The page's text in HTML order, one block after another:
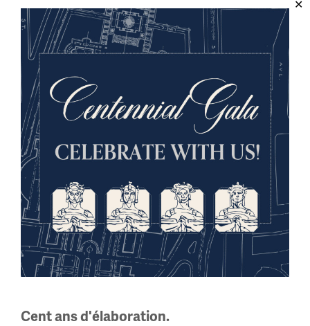
<SPAN CLASS="”NOTRANSLATE”"></SPAN>22
OCTOBRE, 2018<SPAN CLASS="”NOTRANSLATE”">
</SPAN>
La nouvelle exposition « Paris en
guerre » ouvre ses portes le 6
novembre 2025
Suivez la vie des Parisiens alors que la Première
Guerre mondiale transforme leur ville : des jours
florissants de l'empire français aux difficultés de la
guerre, jusqu'à la signature de traités de paix qui
résonnent encore aujourd'hui dans le monde entier.
Cent ans d'élaboration.